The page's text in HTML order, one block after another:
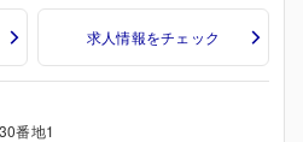
求人情報をチェック
番地1